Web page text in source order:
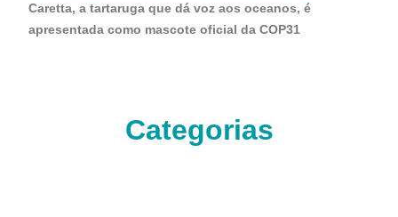
Caretta, a tartaruga que dá voz aos oceanos, é
apresentada como mascote oficial da COP31
Categorias